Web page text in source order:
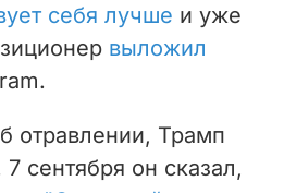
себя лучше и уже
выложил
отравлении, Трамп
7 сентября он сказал,